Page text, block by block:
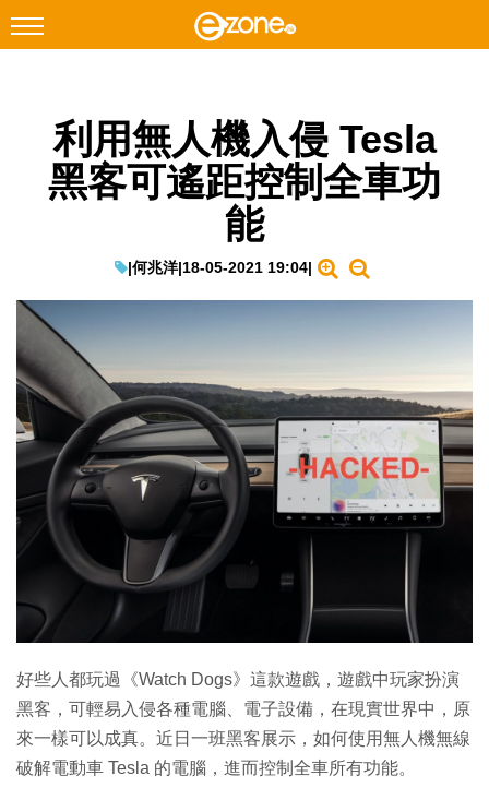
Facebook Instagram
科技焦點
教學評測
EduTech
IT Times
生成式AI與雲端應用
Enterprise Digital Transformation
特集
利用無人機入侵 Tesla
黑客可遙距控制全車功
能
|何兆洋|18-05-2021 19:04|
好些人都玩過《Watch Dogs》這款遊戲，遊戲中玩家扮演
黑客，可輕易入侵各種電腦、電子設備，在現實世界中，原
來一樣可以成真。近日一班黑客展示，如何使用無人機無線
破解電動車 Tesla 的電腦，進而控制全車所有功能。